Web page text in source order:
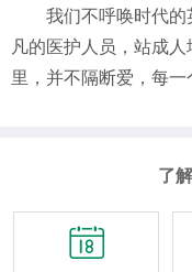
我们不呼唤时代
凡的医护人员，站成
里，并不隔断爱，每一
了
